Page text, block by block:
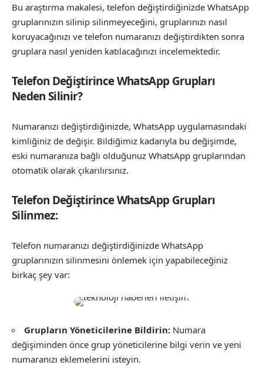
Bu araştırma makalesi, telefon değiştirdiğinizde WhatsApp
gruplarınızın silinip silinmeyeceğini, gruplarınızı nasıl
koruyacağınızı ve telefon numaranızı değiştirdikten sonra
gruplara nasıl yeniden katılacağınızı incelemektedir.
Telefon Değiştirince WhatsApp Grupları
Neden Silinir?
Numaranızı değiştirdiğinizde, WhatsApp uygulamasındaki
kimliğiniz de değişir. Bildiğimiz kadarıyla bu değişimde,
eski numaranıza bağlı olduğunuz WhatsApp gruplarından
otomatik olarak çıkarılırsınız.
Telefon Değiştirince WhatsApp Grupları
Silinmez:
Telefon numaranızı değiştirdiğinizde WhatsApp
gruplarınızın silinmesini önlemek için yapabileceğiniz
birkaç şey var:
Grupların Yöneticilerine Bildirin: Numara
değişiminden önce grup yöneticilerine bilgi verin ve yeni
numaranızı eklemelerini isteyin.